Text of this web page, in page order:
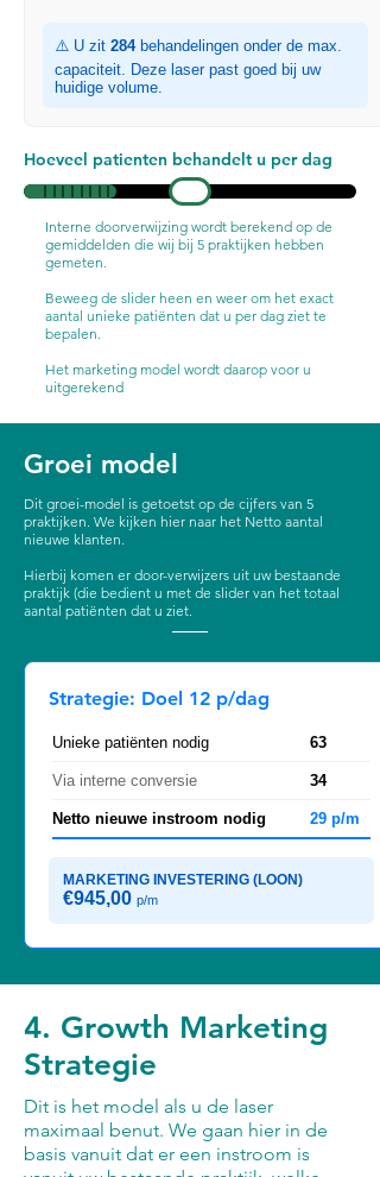
⚠️ U zit 284behandelingen onder de max.
capaciteit. Deze laser past goed bij uw
huidige volume.
Hoeveel patienten behandelt u per dag
Interne doorverwijzing wordt berekend op de
gemiddelden die wij bij 5 praktijken hebben
gemeten.
Beweeg de slider heen en weer om het exact
aantal unieke patiënten dat u per dag ziet te
bepalen.
Het marketing model wordt daarop voor u
uitgerekend
Groei model
Dit groei-model is getoetst op de cijfers van 5
praktijken. We kijken hier naar het Netto aantal
nieuwe klanten.
Hierbij komen er door-verwijzers uit uw bestaande
praktijk (die bedient u met de slider van het totaal
aantal patiënten dat u ziet.
Strategie: Doel 12 p/dag
Unieke patiënten nodig 63
Via interne conversie 34
Netto nieuwe instroom nodig 29 p/m
MARKETING INVESTERING (LOON)
€945,00 p/m
4. Growth Marketing
Strategie
Dit is het model als u de laser
maximaal benut. We gaan hier in de
basis vanuit dat er een instroom is